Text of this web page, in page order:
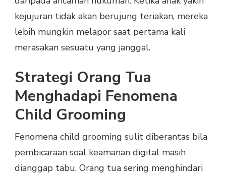
kejujuran tidak akan berujung teriakan, mereka
lebih mungkin melapor saat pertama kali
merasakan sesuatu yang janggal.
Strategi Orang Tua
Menghadapi Fenomena
Child Grooming
Fenomena child grooming sulit diberantas bila
pembicaraan soal keamanan digital masih
dianggap tabu. Orang tua sering menghindari